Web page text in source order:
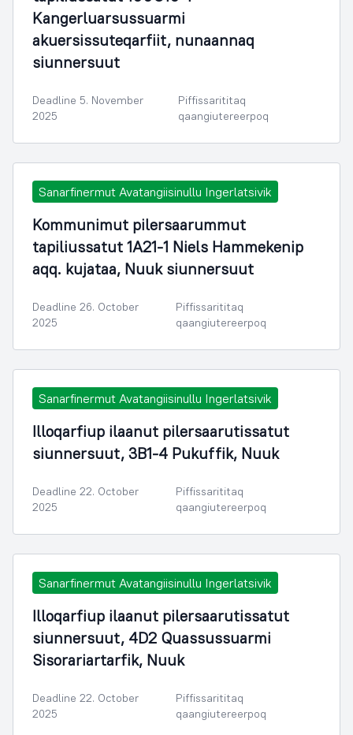
Kangerluarsussuarmi
akuersissuteqarfiit, nunaannaq
siunnersuut
Deadline 5. November
2025
Piffissarititaq
qaangiutereerpoq
Sanarfinermut Avatangiisinullu Ingerlatsivik
Kommunimut pilersaarummut
tapiliussatut 1A21-1 Niels Hammekenip
aqq. kujataa, Nuuk siunnersuut
Deadline 26. October
2025
Piffissarititaq
qaangiutereerpoq
Sanarfinermut Avatangiisinullu Ingerlatsivik
Illoqarfiup ilaanut pilersaarutissatut
siunnersuut, 3B1-4 Pukuffik, Nuuk
Deadline 22. October
2025
Piffissarititaq
qaangiutereerpoq
Sanarfinermut Avatangiisinullu Ingerlatsivik
Illoqarfiup ilaanut pilersaarutissatut
siunnersuut, 4D2 Quassussuarmi
Sisorariartarfik, Nuuk
Deadline 22. October
2025
Piffissarititaq
qaangiutereerpoq